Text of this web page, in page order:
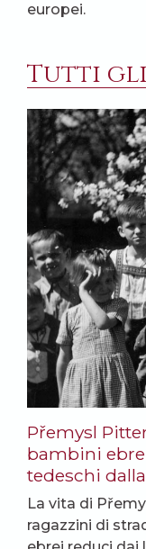
europei.
Tutti
Přemysl
bambini
tedeschi
La vita di
ragazzini di